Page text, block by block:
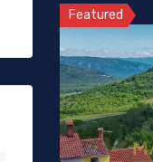
Featured